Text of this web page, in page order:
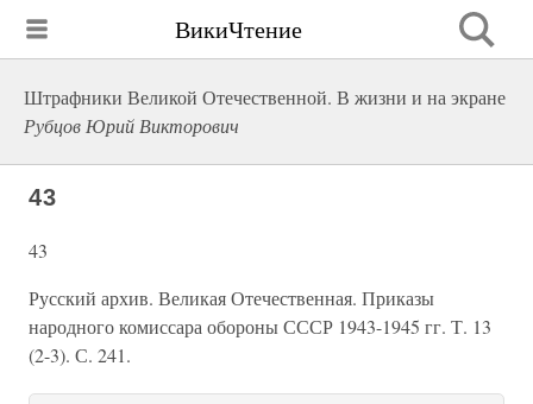
ВикиЧтение
Штрафники Великой Отечественной. В жизни и на экране
Рубцов Юрий Викторович
43
43
Русский архив. Великая Отечественная. Приказы
народного комиссара обороны СССР 1943-1945 гг. Т. 13
(2-3). С. 241.